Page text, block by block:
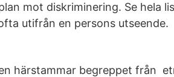
mot diskriminering. Se hela
utifrån en persons utseende.
härstammar begreppet från